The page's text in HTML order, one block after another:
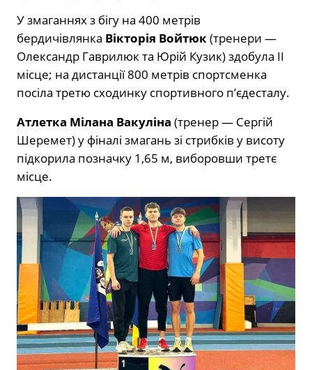
У змаганнях з бігу на 400 метрів
бердичівлянка Вікторія Войтюк(тренери —
Олександр Гаврилюк та Юрій Кузик) здобула ІІ
місце; на дистанції 800 метрів спортсменка
посіла третю сходинку спортивного п’єдесталу.
Атлетка Мілана Вакуліна (тренер — Сергій
Шеремет) у фіналі змагань зі стрибків у висоту
підкорила позначку 1,65 м, виборовши третє
місце.